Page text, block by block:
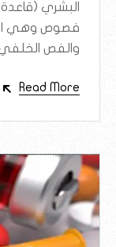
البشري
فصوص وهي
والفص الخلفي
Read More